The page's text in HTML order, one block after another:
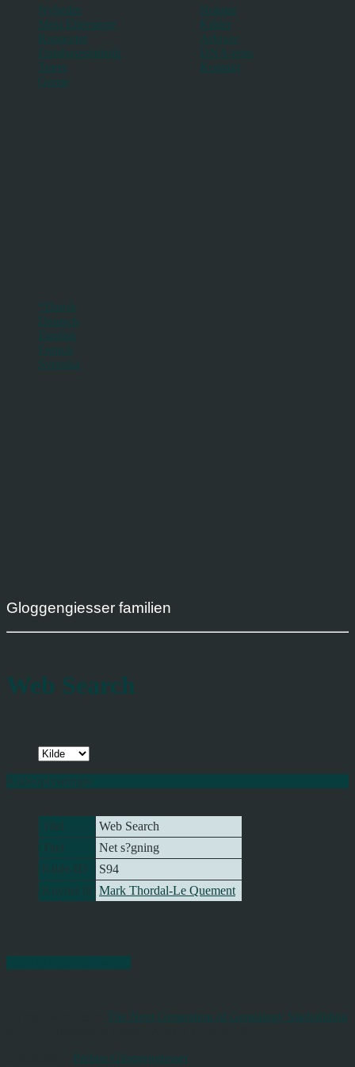
Nyheder
Mest Eftersøgte
Rapporter
Databasestatistik
Træer
Grene
Notater
Kilder
Arkiver
DNA-tests
Kontakt
*Dansk
Deutsch
English
French
Svenska
Gloggengiesser familien
Web Search
Kildeoplysninger
Titel
Web Search
Titel
Net s?gning
Kilde-ID
S94
Knyttet til Mark Thordal-Le Quement
The Next Generation of Genealogy Sitebuilding
Preben Gloggengiesser.